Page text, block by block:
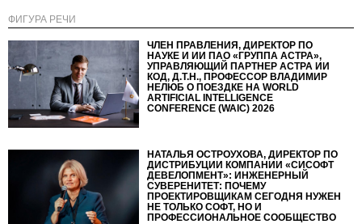
ФИГУРА РЕЧИ
ЧЛЕН ПРАВЛЕНИЯ, ДИРЕКТОР ПО
НАУКЕ И ИИ ПАО «ГРУППА АСТРА»,
УПРАВЛЯЮЩИЙ ПАРТНЕР АСТРА ИИ
КОД, Д.Т.Н., ПРОФЕССОР ВЛАДИМИР
НЕЛЮБ О ПОЕЗДКЕ НА WORLD
ARTIFICIAL INTELLIGENCE
CONFERENCE (WAIC) 2026
НАТАЛЬЯ ОСТРОУХОВА, ДИРЕКТОР ПО
ДИСТРИБУЦИИ КОМПАНИИ «СИСОФТ
ДЕВЕЛОПМЕНТ»: ИНЖЕНЕРНЫЙ
СУВЕРЕНИТЕТ: ПОЧЕМУ
ПРОЕКТИРОВЩИКАМ СЕГОДНЯ НУЖЕН
НЕ ТОЛЬКО СОФТ, НО И
ПРОФЕССИОНАЛЬНОЕ СООБЩЕСТВО